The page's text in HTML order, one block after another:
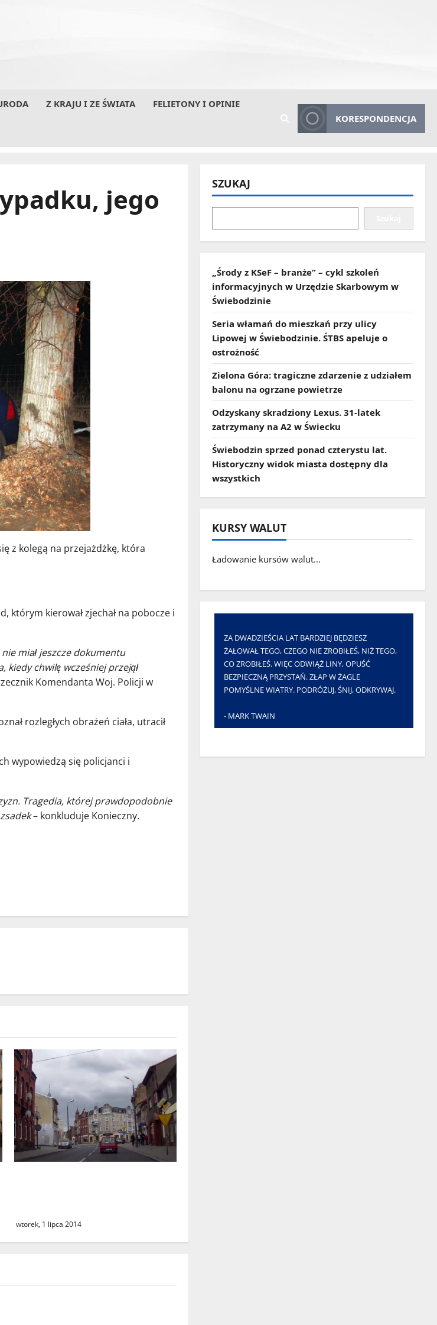
Z KRAJU I ZE ŚWIATA FELIETONY I OPINIE
KORESPONDENCJA
jego
z kolegą na przejażdżkę, która
którym kierował zjechał na pobocze i
miał jeszcze dokumentu
kiedy chwilę wcześniej przejął
Komendanta Woj. Policji w
rozległych obrażeń ciała, utracił
wypowiedzą się policjanci i
Tragedia, której prawdopodobnie
– konkluduje Konieczny.
wtorek, 1 lipca 2014
SZUKAJ
„Środy z KSeF – branże” – cykl szkoleń
informacyjnych w Urzędzie Skarbowym w
Świebodzinie
Seria włamań do mieszkań przy ulicy
Lipowej w Świebodzinie. ŚTBS apeluje o
ostrożność
Zielona Góra: tragiczne zdarzenie z udziałem
balonu na ogrzane powietrze
Odzyskany skradziony Lexus. 31‑latek
zatrzymany na A2 w Świecku
Świebodzin sprzed ponad czterystu lat.
Historyczny widok miasta dostępny dla
wszystkich
KURSY WALUT
Ładowanie kursów walut...
ZA DWADZIEŚCIA LAT BARDZIEJ BĘDZIESZ
ŻAŁOWAŁ TEGO, CZEGO NIE ZROBIŁEŚ, NIŻ TEGO,
CO ZROBIŁEŚ. WIĘC ODWIĄŻ LINY, OPUŚĆ
BEZPIECZNĄ PRZYSTAŃ. ZŁAP W ŻAGLE
POMYŚLNE WIATRY. PODRÓŻUJ, ŚNIJ, ODKRYWAJ.
- MARK TWAIN